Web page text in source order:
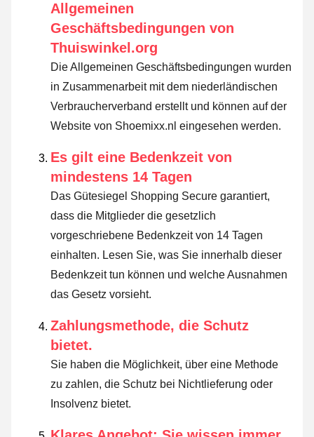
Allgemeinen
Geschäftsbedingungen von
Thuiswinkel.org
Die Allgemeinen Geschäftsbedingungen wurden
in Zusammenarbeit mit dem niederländischen
Verbraucherverband erstellt und können auf der
Website von Shoemixx.nl eingesehen werden.
Es gilt eine Bedenkzeit von
mindestens 14 Tagen
Das Gütesiegel Shopping Secure garantiert,
dass die Mitglieder die gesetzlich
vorgeschriebene Bedenkzeit von 14 Tagen
einhalten. Lesen Sie, was Sie innerhalb dieser
Bedenkzeit tun können und welche Ausnahmen
das Gesetz vorsieht.
Zahlungsmethode, die Schutz
bietet.
Sie haben die Möglichkeit, über eine Methode
zu zahlen, die Schutz bei Nichtlieferung oder
Insolvenz bietet.